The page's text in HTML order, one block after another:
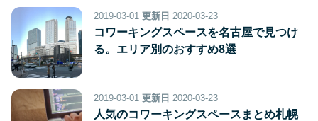
2019-03-01 更新日 2020-03-23
コワーキングスペースを名古屋で見つけ
る。エリア別のおすすめ8選
2019-03-01 更新日 2020-03-23
人気のコワーキングスペースまとめ札幌